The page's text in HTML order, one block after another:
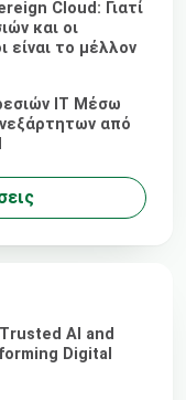
Cloud: Γιατί
και οι
είναι το μέλλον
IT Μέσω
από
AI and
Digital